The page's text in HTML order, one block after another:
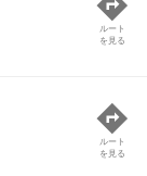
ルート
を見る
ルート
を見る